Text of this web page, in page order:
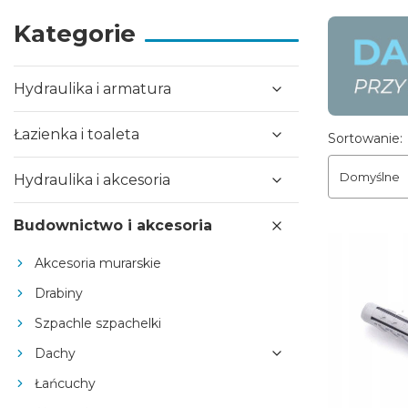
Kategorie
Hydraulika i armatura
Łazienka i toaleta
Hydraulika i akcesoria
Budownictwo i akcesoria
Akcesoria murarskie
Drabiny
Szpachle szpachelki
Dachy
Łańcuchy
Lista
Sortowanie:
Domyślne